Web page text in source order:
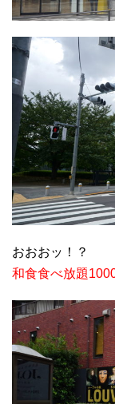
おおおッ！？
和食食べ放題